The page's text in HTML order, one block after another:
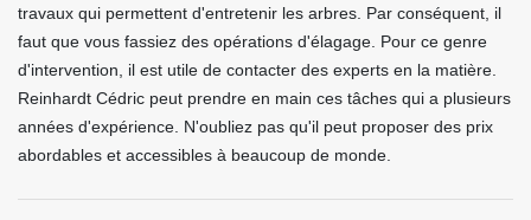
travaux qui permettent d'entretenir les arbres. Par conséquent, il
faut que vous fassiez des opérations d'élagage. Pour ce genre
d'intervention, il est utile de contacter des experts en la matière.
Reinhardt Cédric peut prendre en main ces tâches qui a plusieurs
années d'expérience. N'oubliez pas qu'il peut proposer des prix
abordables et accessibles à beaucoup de monde.